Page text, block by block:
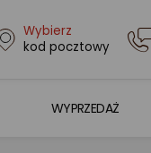
Wybierz
kod pocztowy
WYPRZEDAŻ